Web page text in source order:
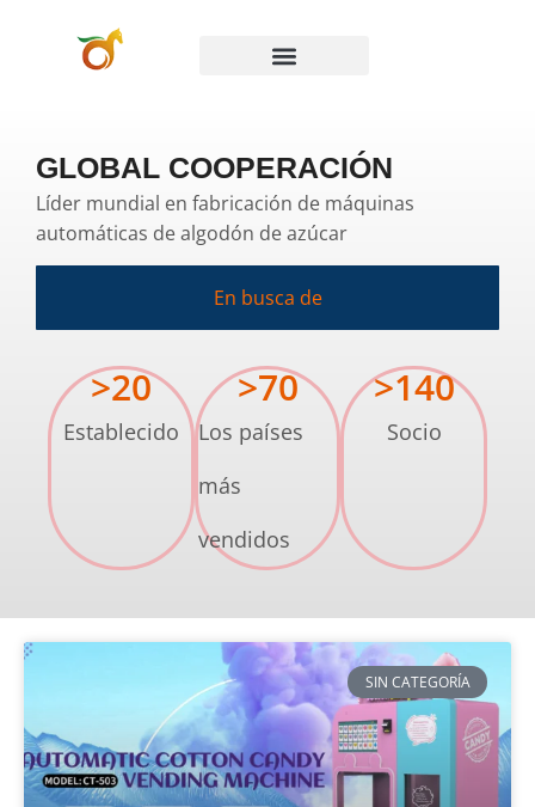
GLOBAL COOPERACIÓN
Líder mundial en fabricación de máquinas
automáticas de algodón de azúcar
En busca de
Establecido
>20
Los países
más
vendidos
>70
Socio
>140
SIN CATEGORÍA